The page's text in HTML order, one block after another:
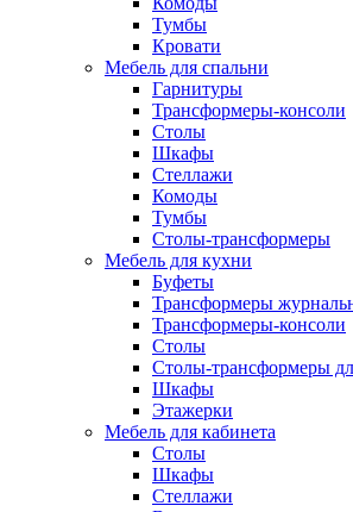
Тумбы
Кровати
Мебель для спальни
Гарнитуры
Трансформеры-консоли
Столы
Шкафы
Стеллажи
Комоды
Тумбы
Столы-трансформеры
Мебель для кухни
Буфеты
Трансформеры
Трансформеры-консоли
Столы
Столы-трансформеры
Шкафы
Этажерки
Мебель для кабинета
Столы
Шкафы
Стеллажи